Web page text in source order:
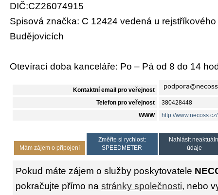
DIČ:CZ26074915
Spisová značka: C 12424 vedená u
Budějovicích
Otevírací doba kanceláře: Po – Pá od 8 do 14
Kontaktní email pro veřejnost
Telefon pro veřejnost 380428448
WWW http://www.necoss.cz/
Mám zájem o připojení
Změřte si rychlost:
SPEEDMETER
Nahlásit
údaje
Pokud máte zájem o služby poskytovatele
pokračujte přímo na stránky společnosti, nebo